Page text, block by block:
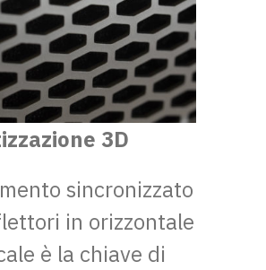
3D
sincronizzato
in orizzontale
è la chiave di